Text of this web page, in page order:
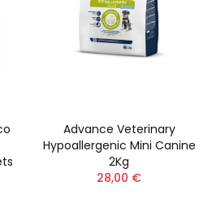
Advance Veterinary
Hypoallergenic Mini Canine
2Kg
28,00 €